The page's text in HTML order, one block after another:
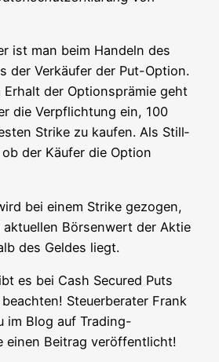
ist man beim Han­deln des
der Ver­käu­fer der Put-Opti­on.
Erhalt der Opti­ons­prä­mie geht
die Ver­pflich­tung ein, 100
Strike zu kau­fen. Als Still­
der Käu­fer die Opti­on
bei einem Strike gezo­gen,
Bör­sen­wert der Aktie
des Gel­des liegt.
es bei Cash Secu­red Puts
Steu­er­be­ra­ter Frank
im Blog auf Trading-
einen Bei­trag ver­öf­fent­licht!